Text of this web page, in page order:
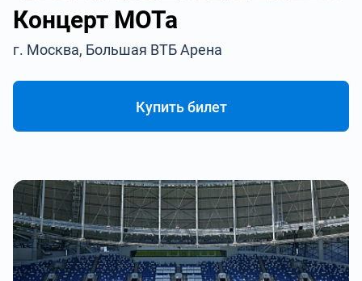
Концерт МОТа
г. Москва, Большая ВТБ Арена
Купить билет